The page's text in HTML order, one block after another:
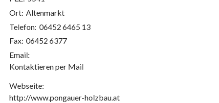
Ort: Altenmarkt
Telefon: 06452 6465 13
Fax: 06452 6377
Email:
Kontaktieren per Mail
Webseite:
http://www.pongauer-holzbau.at